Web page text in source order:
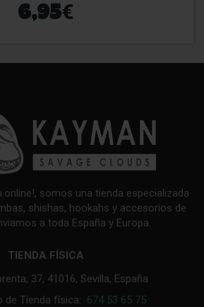
6,95€
somos una tienda especializada
shishas, hookahs y accesorios de
a toda España y Europa.
TIENDA FÍSICA
37, 41016, Sevilla, España
de Tienda física: 674 53 65 75